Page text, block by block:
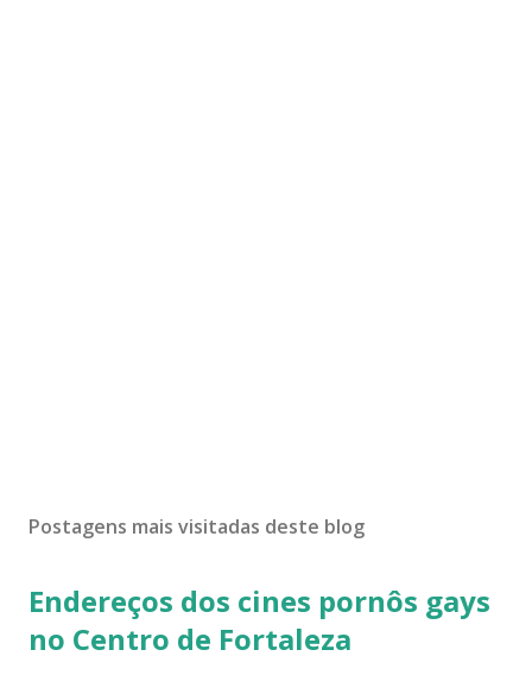
Postagens mais visitadas deste blog
Endereços dos cines pornôs gays
no Centro de Fortaleza